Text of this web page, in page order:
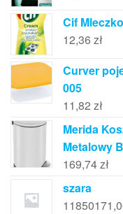
Cif
12,36 zł
Curver
005
11,82 zł
Merida
Metalowy
169,74zł
szara